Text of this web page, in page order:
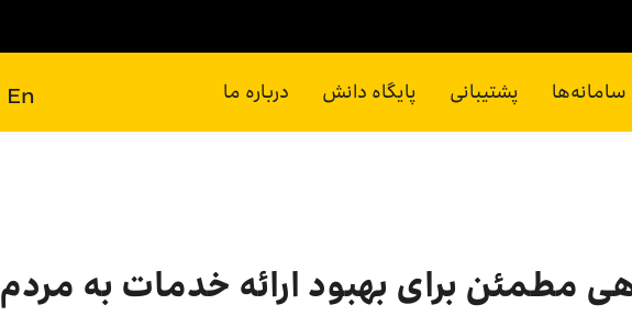
سامانه‌ها پشتیبانی پایگاه دانش درباره ما En
مطمئن برای بهبود ارائه خدمات به مردم